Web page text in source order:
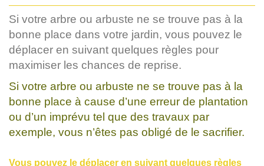
Si votre arbre ou arbuste ne se trouve pas à la
bonne place dans votre jardin, vous pouvez le
déplacer en suivant quelques règles pour
maximiser les chances de reprise.
Si votre arbre ou arbuste ne se trouve pas à la
bonne place à cause d’une erreur de plantation
ou d’un imprévu tel que des travaux par
exemple, vous n’êtes pas obligé de le sacrifier.
Vous pouvez le déplacer en suivant quelques règles